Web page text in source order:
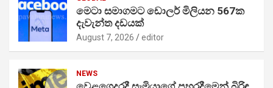
මෙටා සමාගමට ඩොලර් මිලියන 567ක
දැවැන්ත දඩයක්
August 7, 2026 editor
NEWS